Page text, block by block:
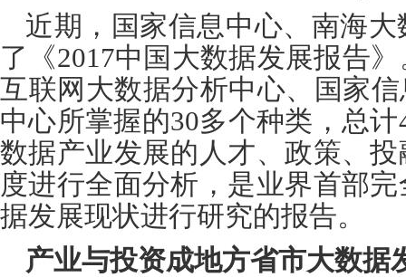
近期，国家信息中心、南海
了《2017中国大数据发展报告
互联网大数据分析中心、国家
中心所掌握的30多个种类，总计
数据产业发展的人才、政策、
度进行全面分析，是业界首部
据发展现状进行研究的报告。
产业与投资成地方省市大数据